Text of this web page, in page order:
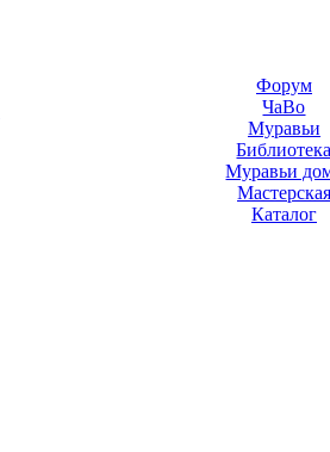
Форум
ЧаВо
Муравьи
Муравьи
Мастерская
Каталог